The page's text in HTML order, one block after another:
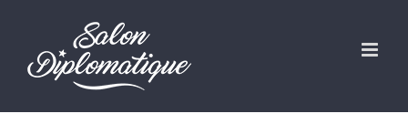
springen